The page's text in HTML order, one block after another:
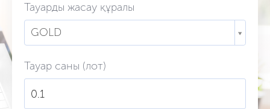
Тауарды жасау құралы
GOLD
Тауар саны (лот)